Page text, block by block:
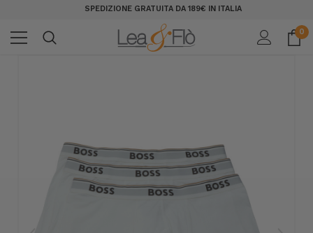
SPEDIZIONE GRATUITA DA 189€ IN ITALIA
0